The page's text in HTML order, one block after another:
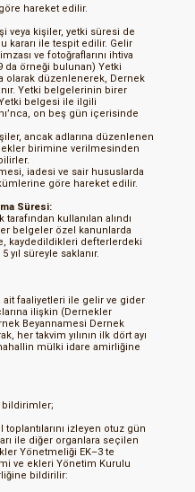
hareket edilir.
veya kişiler, yetki süresi de
kararı ile tespit edilir. Gelir
ve fotoğraflarını ihtiva
da örneği bulunan) Yetki
olarak düzenlenerek, Dernek
Yetki belgelerinin birer
belgesi ile ilgili
on beş gün içerisinde
ancak adlarına düzenlenen
birimine verilmesinden
iadesi ve sair hususlarda
göre hareket edilir.
Süresi:
kullanılan alındı
belgeler özel kanunlarda
kaydedildikleri defterlerdeki
yıl süreyle saklanır.
ait faaliyetleri ile gelir ve gider
ilişkin (Dernekler
Beyannamesi Dernek
her takvim yılının ilk dört ayı
mülki idare amirliğine
bildirimler;
izleyen otuz gün
ile diğer organlara seçilen
Yönetmeliği EK–3 te
ve ekleri Yönetim Kurulu
bildirilir: